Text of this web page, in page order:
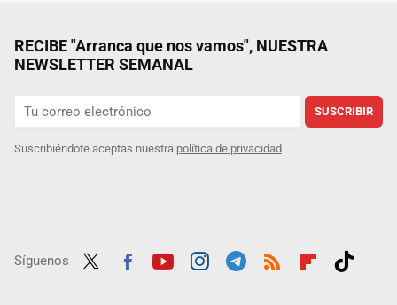
RECIBE "Arranca que nos vamos", NUESTRA
NEWSLETTER SEMANAL
SUSCRIBIR
Suscribiéndote aceptas nuestra política de privacidad
Síguenos